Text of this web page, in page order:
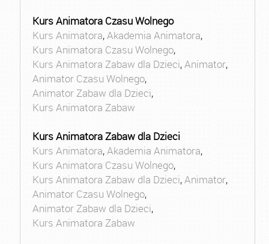
Kurs Animatora Czasu Wolnego
Kurs Animatora,Akademia Animatora,
Kurs Animatora Czasu Wolnego,
Kurs Animatora Zabaw dla Dzieci,Animator,
Animator Czasu Wolnego,
Animator Zabaw dla Dzieci,
Kurs Animatora Zabaw
Kurs Animatora Zabaw dla Dzieci
Kurs Animatora,Akademia Animatora,
Kurs Animatora Czasu Wolnego,
Kurs Animatora Zabaw dla Dzieci,Animator,
Animator Czasu Wolnego,
Animator Zabaw dla Dzieci,
Kurs Animatora Zabaw